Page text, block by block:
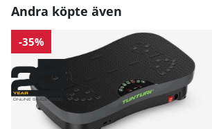
Andra köpte även
-35%